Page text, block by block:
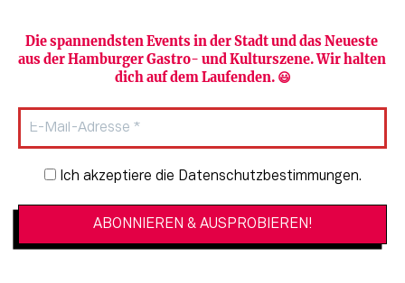
Die spannendsten Events in der Stadt und das Neueste
aus der Hamburger Gastro- und Kulturszene. Wir halten
dich auf dem Laufenden. 😃
Newsletter-Anmeldung
Ich akzeptiere die Datenschutzbestimmungen.
Newsletter abonnieren
HAMBURG PUR